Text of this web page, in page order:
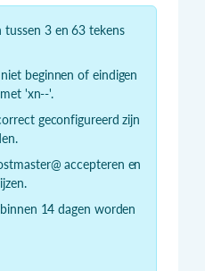
3 en 63 tekens
beginnen of eindigen
'xn--'.
geconfigureerd zijn
accepteren en
14 dagen worden